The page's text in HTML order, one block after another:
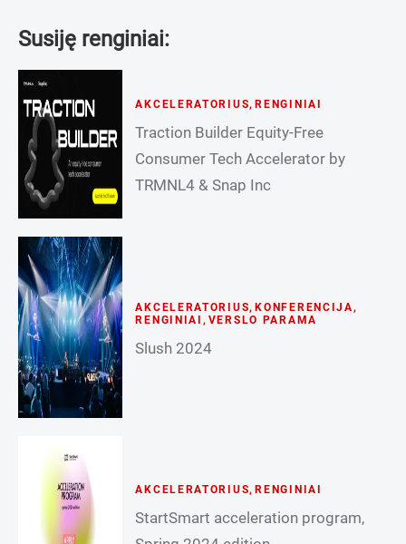
Susiję renginiai:
AKCELERATORIUS, RENGINIAI
Traction Builder Equity-Free
Consumer Tech Accelerator by
TRMNL4 & Snap Inc
AKCELERATORIUS, KONFERENCIJA,
RENGINIAI , VERSLO PARAMA
Slush 2024
AKCELERATORIUS, RENGINIAI
StartSmart acceleration program,